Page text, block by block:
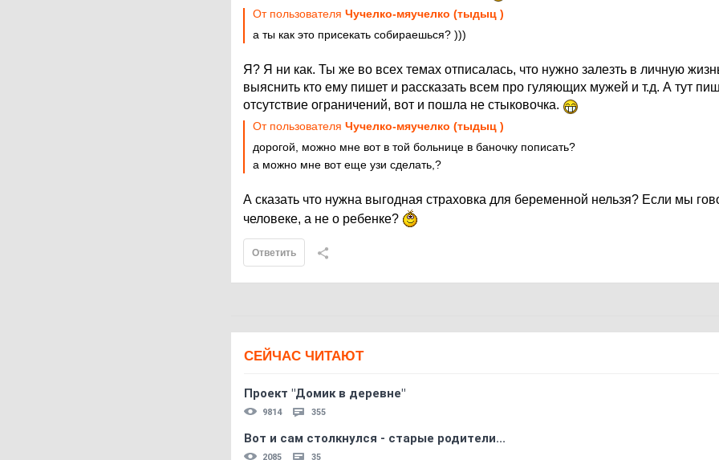
От пользователя Чучелко-мяучелко (тыдыц )
а ты как это присекать собираешься? )))
Я? Я ни как. Ты же во всех темах отписалась, что нужно залезть в личную
выяснить кто ему пишет и рассказать всем про гуляющих мужей и т.д. А тут
отсутствие ограничений, вот и пошла не стыковочка.
От пользователя Чучелко-мяучелко (тыдыц )
дорогой, можно мне вот в той больнице в баночку пописать?
а можно мне вот еще узи сделать,?
А сказать что нужна выгодная страховка для беременной нельзя? Если мы
человеке, а не о ребенке?
Ответить
СЕЙЧАС ЧИТАЮТ
Проект "Домик в деревне"
9814 355
Вот и сам столкнулся - старые родители...
2085 35